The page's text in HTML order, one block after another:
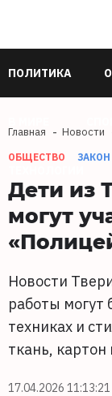
ПОЛИТИКА
Главная Новости
ОБЩЕСТВО
Дети из
могут
Новости
работы
техниках и
ткань, картон
17.04.2026 11:13:21